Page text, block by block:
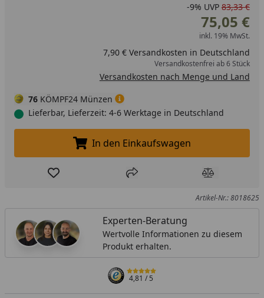
-9% UVP 83,33 €
75,05 €
inkl. 19% MwSt.
7,90 € Versandkosten in Deutschland
Versandkostenfrei ab 6 Stück
Versandkosten nach Menge und Land
76 KÖMPF24 Münzen
Lieferbar, Lieferzeit: 4-6 Werktage in Deutschland
In den Einkaufswagen legen
In den Einkaufswagen
Produkt zur Wunschliste hinzufügen
Teilen Produkt
Artikel-Nr.: 8018625
Experten-Beratung
Wertvolle Informationen zu diesem
Produkt erhalten.
4,81/ 5